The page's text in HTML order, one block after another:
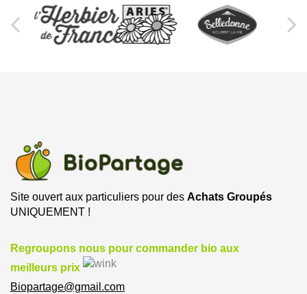
Site ouvert aux particuliers pour des Achats Groupés
UNIQUEMENT !
Regroupons nous pour commander bio aux
meilleurs prix
Biopartage@gmail.com